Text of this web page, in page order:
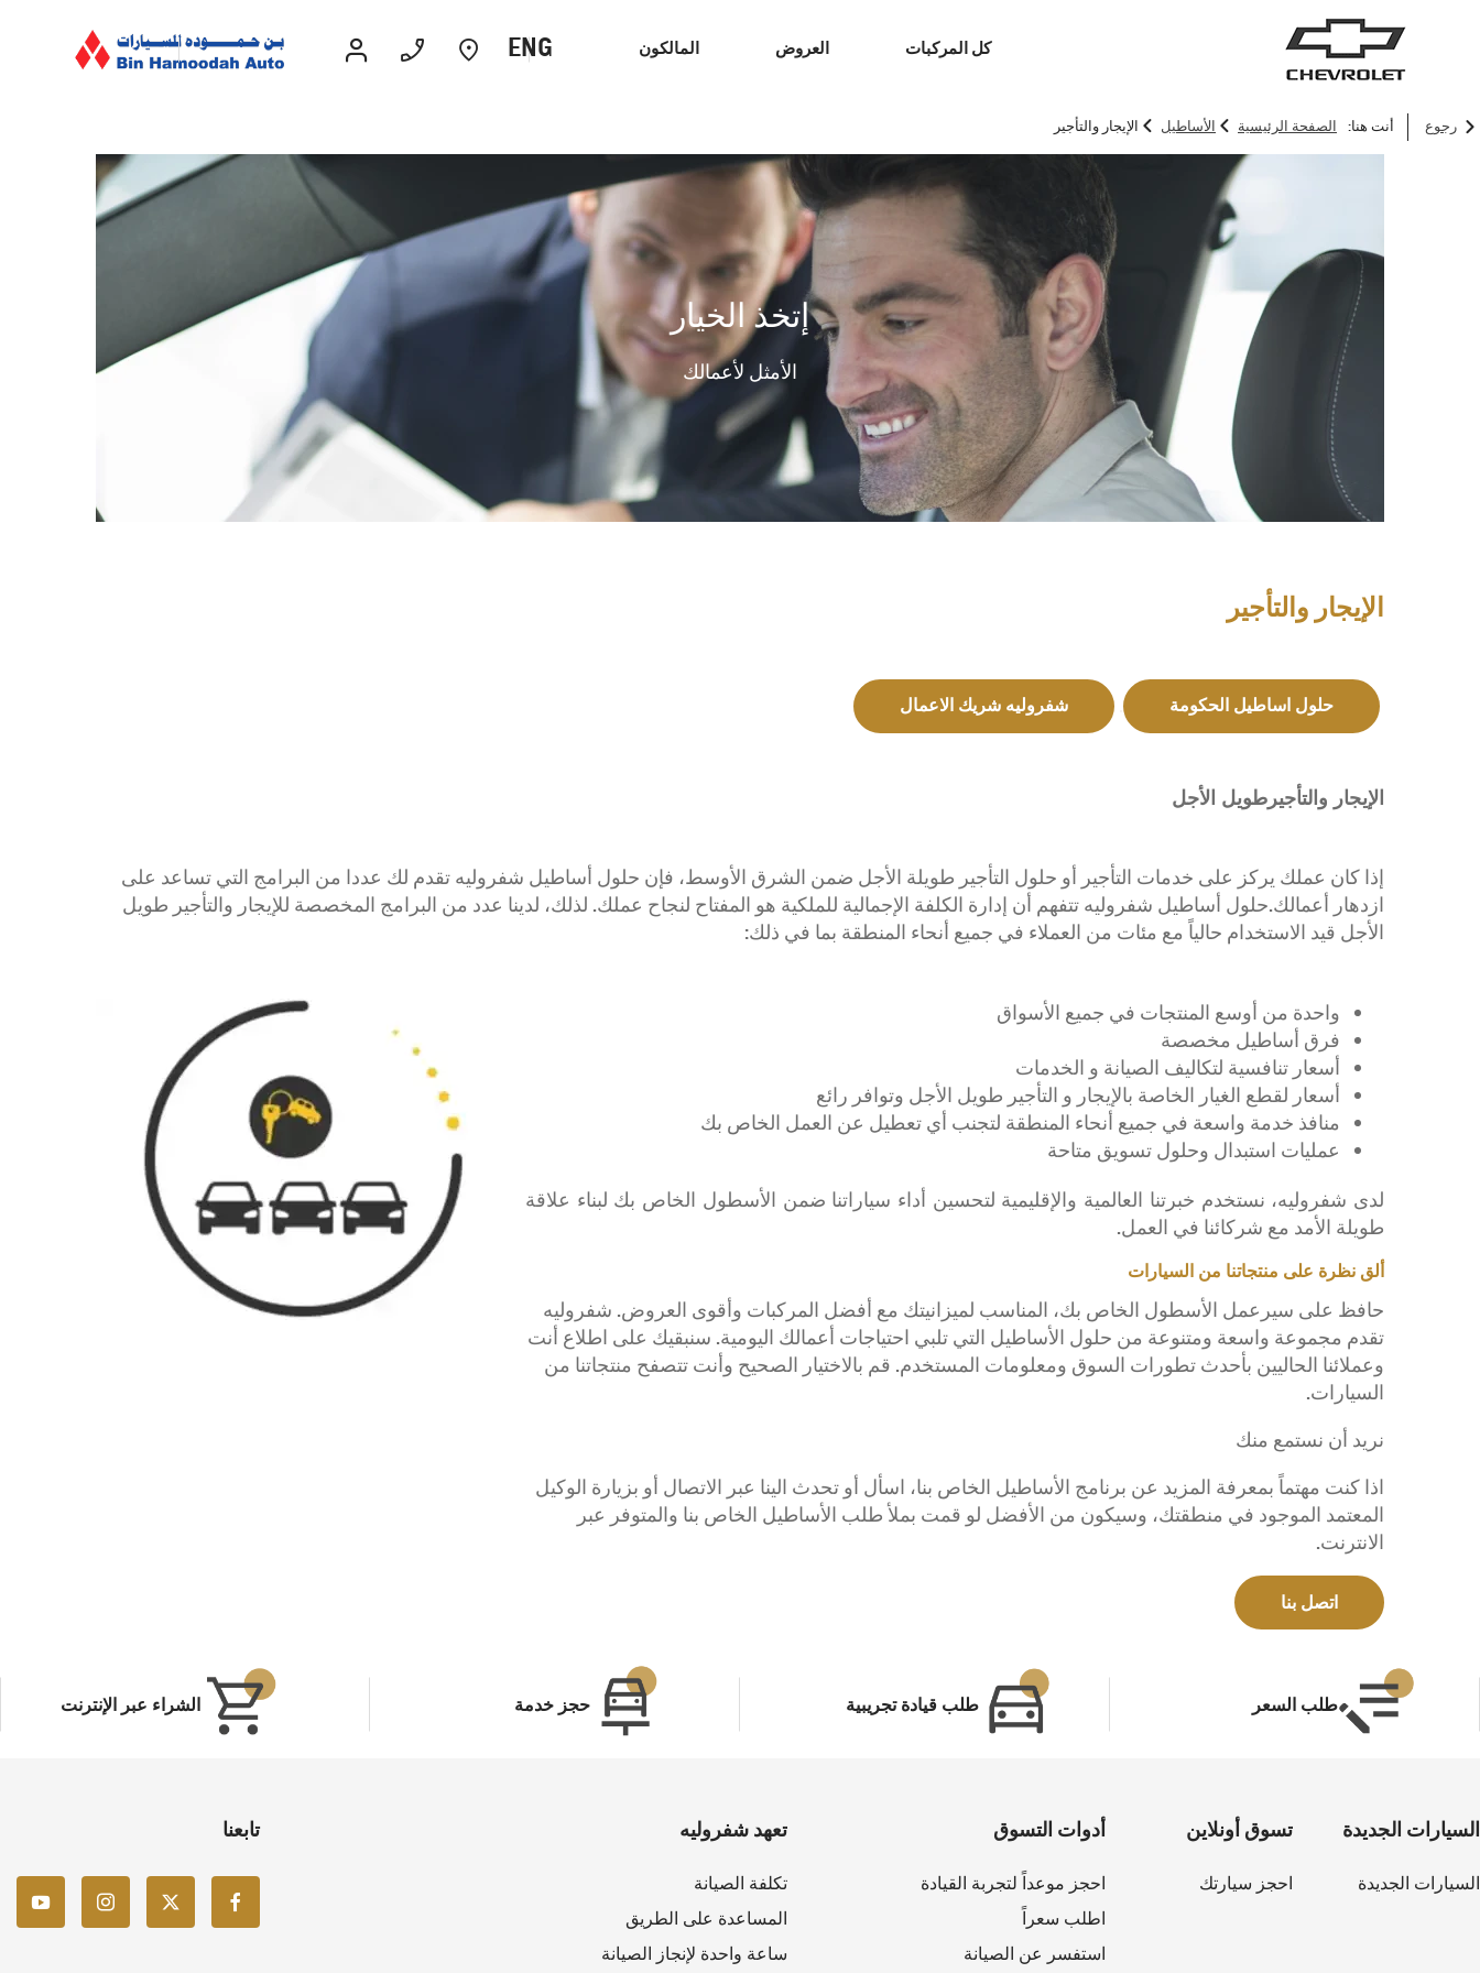
ENG كل المركبات العروض المالكون
الشاحنات سيارات الاداء
ترافرس 2026
2025
ابتداءً من 171,000 درهم إماراتي
كابتيفا 2026
ابتداءً من 59,900 درهم إماراتي ‏
جرووف 2026
ابتداءً من 52,900 درهم إماراتي
سوبربان MY 26
MY 25
ابتداءً من درهم 260,000 إماراتي‏
TAHOE
ابتداءً من 249,000 درهم إماراتي‏‏
EXPERIENCE CHEVROLET TITLE
Lobortis felis. Proin molestie faucibus
velit, nec auctor nulla. Sed arcu lacus,
ullamcorper eget purus sed.
Find Out More
رجوع أنت هنا: الصفحة الرئيسية > الأساطيل > الإيجار والتأجير
إتخذ الخيار
الأمثل لأعمالك
الإيجار والتأجير
حلول اساطيل الحكومة شفروليه شريك الاعمال
الإيجار والتأجيرطويل الأجل
إذا كان عملك يركز على خدمات التأجير أو حلول التأجير طويلة الأجل ضمن الشرق الأوسط، فإن حلول أساطيل شفروليه تقدم لك عددا من البرامج التي تساعد على
ازدهار أعمالك.حلول أساطيل شفروليه تتفهم أن إدارة الكلفة الإجمالية للملكية هو المفتاح لنجاح عملك. لذلك، لدينا عدد من البرامج المخصصة للإيجار والتأجير طويل
الأجل قيد الاستخدام حالياً مع مئات من العملاء في جميع أنحاء المنطقة بما في ذلك:
واحدة من أوسع المنتجات في جميع الأسواق
فرق أساطيل مخصصة
أسعار تنافسية لتكاليف الصيانة و الخدمات
أسعار لقطع الغيار الخاصة بالإيجار و التأجير طويل الأجل وتوافر رائع
منافذ خدمة واسعة في جميع أنحاء المنطقة لتجنب أي تعطيل عن العمل الخاص بك
عمليات استبدال وحلول تسويق متاحة
لدى شفروليه، نستخدم خبرتنا العالمية والإقليمية لتحسين أداء سياراتنا ضمن الأسطول الخاص بك لبناء علاقة
طويلة الأمد مع شركائنا في العمل.
ألق نظرة على منتجاتنا من السيارات
حافظ على سيرعمل الأسطول الخاص بك، المناسب لميزانيتك مع أفضل المركبات وأقوى العروض. شفروليه
تقدم مجموعة واسعة ومتنوعة من حلول الأساطيل التي تلبي احتياجات أعمالك اليومية. سنبقيك على اطلاع أنت
وعملائنا الحاليين بأحدث تطورات السوق ومعلومات المستخدم. قم بالاختيار الصحيح وأنت تتصفح منتجاتنا من
السيارات.
نريد أن نستمع منك
اذا كنت مهتماً بمعرفة المزيد عن برنامج الأساطيل الخاص بنا، اسأل أو تحدث الينا عبر الاتصال أو بزيارة الوكيل
المعتمد الموجود في منطقتك، وسيكون من الأفضل لو قمت بملأ طلب الأساطيل الخاص بنا والمتوفر عبر
الانترنت.
اتصل بنا
طلب السعر طلب قيادة تجريبية حجز خدمة الشراء عبر الإنترنت
السيارات الجديدة
السيارات الجديدة
تسوق أونلاين
احجز سيارتك
أدوات التسوق
احجز موعداً لتجربة القيادة
اطلب سعراً
استفسر عن الصيانة
تعهد شفروليه
تكلفة الصيانة
المساعدة على الطريق
ساعة واحدة لإنجاز الصيانة
تابعنا